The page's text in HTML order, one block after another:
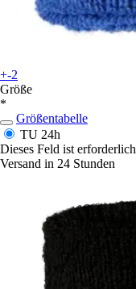
+-2
Größe
*
Größentabelle
TU 24h
Dieses Feld ist erforderlich
Versand in 24 Stunden